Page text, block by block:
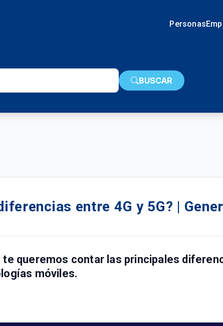
Personas
BUSCAR
entre 4G y 5G? |
te queremos contar las principales
móviles.